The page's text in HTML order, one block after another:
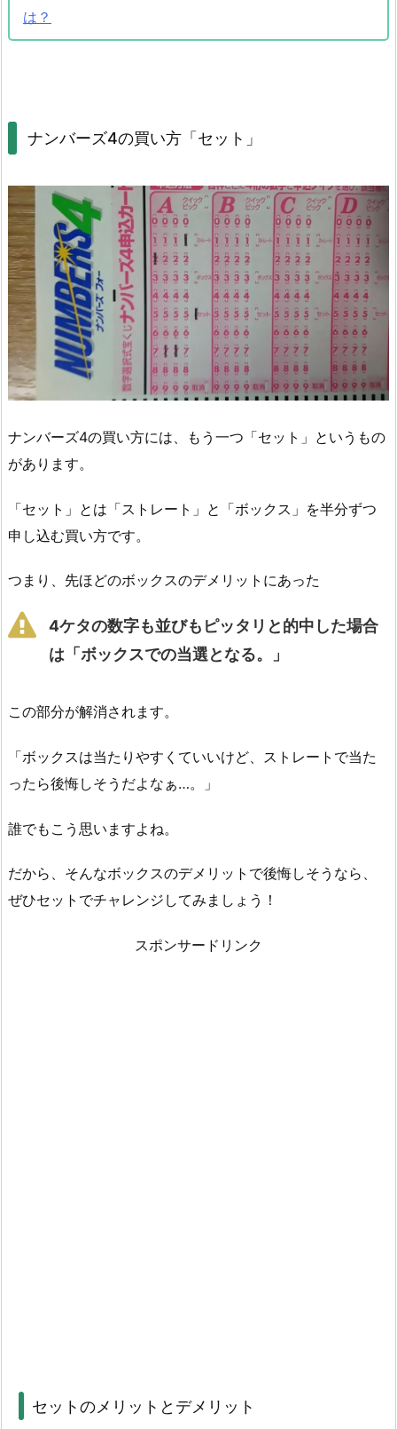
は？
ナンバーズ4の買い方「セット」
ナンバーズ4の買い方には、もう一つ「セット」というもの
があります。
「セット」とは「ストレート」と「ボックス」を半分ずつ
申し込む買い方です。
つまり、先ほどのボックスのデメリットにあった
4ケタの数字も並びもピッタリと的中した場合
は「ボックスでの当選となる。」
この部分が解消されます。
「ボックスは当たりやすくていいけど、ストレートで当た
ったら後悔しそうだよなぁ…。」
誰でもこう思いますよね。
だから、そんなボックスのデメリットで後悔しそうなら、
ぜひセットでチャレンジしてみましょう！
スポンサードリンク
セットのメリットとデメリット